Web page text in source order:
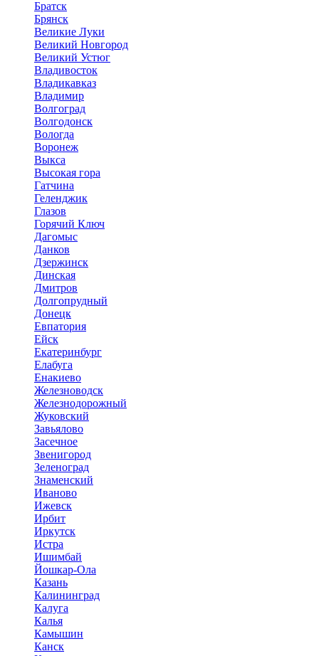
Братск
Брянск
Великие Луки
Великий Новгород
Великий Устюг
Владивосток
Владикавказ
Владимир
Волгоград
Волгодонск
Вологда
Воронеж
Выкса
Высокая гора
Гатчина
Геленджик
Глазов
Горячий Ключ
Дагомыс
Данков
Дзержинск
Динская
Дмитров
Долгопрудный
Донецк
Евпатория
Ейск
Екатеринбург
Елабуга
Енакиево
Железноводск
Железнодорожный
Жуковский
Завьялово
Засечное
Звенигород
Зеленоград
Знаменский
Иваново
Ижевск
Ирбит
Иркутск
Истра
Ишимбай
Йошкар-Ола
Казань
Калининград
Калуга
Калья
Камышин
Канск